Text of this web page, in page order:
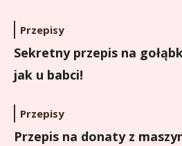
Przepisy
Sekretny przepis na
jak u babci!
Przepisy
Przepis na donaty z